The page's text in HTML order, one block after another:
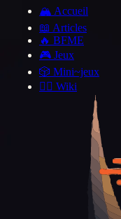
🏔️ Accueil
📖 Articles
🔥 BFME
🎮 Jeux
🎲 Mini~jeux
🧙‍♂️ Wiki